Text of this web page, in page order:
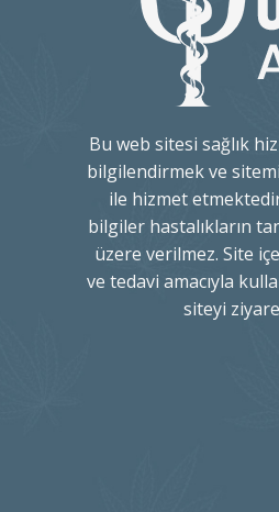
Bu web sitesi sağlık
bilgilendirmek ve
ile hizmet
bilgiler hastalıkların
üzere verilmez. Site
ve tedavi amacıyla
siteyi